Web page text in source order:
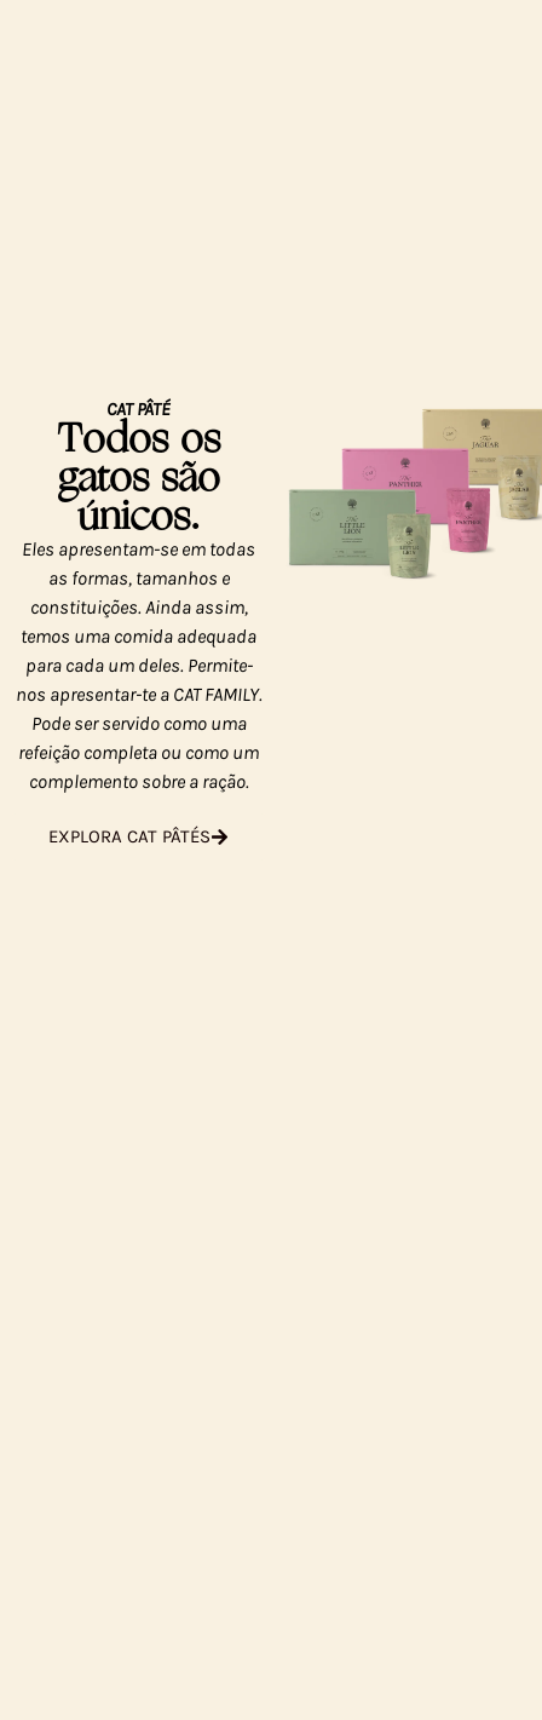
CAT PÂTÉ
Todos os
gatos são
únicos.
Eles apresentam-se em todas
as formas, tamanhos e
constituições. Ainda assim,
temos uma comida adequada
para cada um deles. Permite-
nos apresentar-te a CAT FAMILY.
Pode ser servido como uma
refeição completa ou como um
complemento sobre a ração.
EXPLORA CAT PÂTÉS